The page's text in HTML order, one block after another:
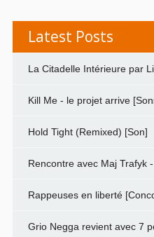
Latest Posts
La Citadelle Intérieure par
Kill Me - le projet arrive
Hold Tight (Remixed) [Son]
Rencontre avec Maj Trafyk
Rappeuses en liberté
Grio Negga revient avec 7